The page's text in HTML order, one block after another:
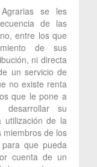
se les
de las
entre los que
de sus
ni directa
un servicio de
no existe renta
que le pone a
desarrollar su
utilización de la
miembros de los
que pueda
cuenta de un